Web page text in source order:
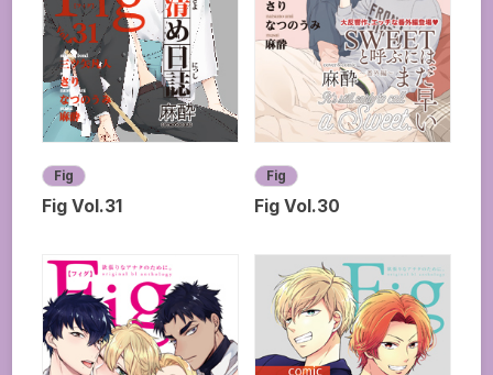
Fig
Fig Vol.31
Fig
Fig Vol.30